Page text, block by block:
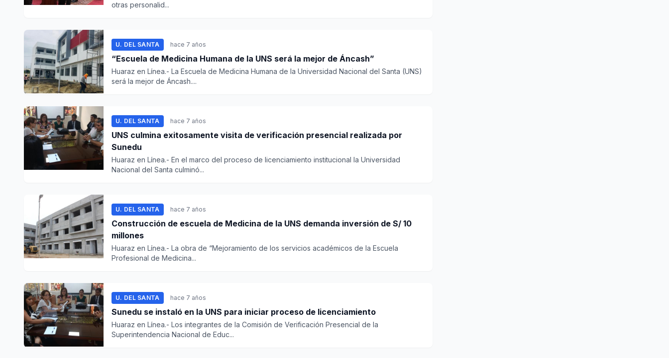
otras personalid...
U. DEL SANTA hace 7 años
“Escuela de Medicina Humana de la UNS será la mejor de Áncash”
Huaraz en Línea.- La Escuela de Medicina Humana de la Universidad Nacional del Santa (UNS)
será la mejor de Áncash....
U. DEL SANTA hace 7 años
UNS culmina exitosamente visita de verificación presencial realizada por
Sunedu
Huaraz en Línea.- En el marco del proceso de licenciamiento institucional la Universidad
Nacional del Santa culminó...
U. DEL SANTA hace 7 años
Construcción de escuela de Medicina de la UNS demanda inversión de S/ 10
millones
Huaraz en Línea.- La obra de “Mejoramiento de los servicios académicos de la Escuela
Profesional de Medicina...
U. DEL SANTA hace 7 años
Sunedu se instaló en la UNS para iniciar proceso de licenciamiento
Huaraz en Línea.- Los integrantes de la Comisión de Verificación Presencial de la
Superintendencia Nacional de Educ...